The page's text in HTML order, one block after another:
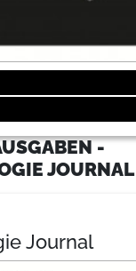
-
JOURNAL
Journal